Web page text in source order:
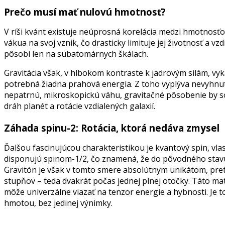
Prečo musí mať nulovú hmotnosť?
V ríši kvánt existuje neúprosná korelácia medzi
vákua na svoj vznik, čo drasticky limituje jej životnosť a
pôsobí len na subatomárnych škálach.
Gravitácia však, v hlbokom kontraste k jadrovým silám,
potrebná žiadna prahová energia. Z toho vyplýva
nepatrnú, mikroskopickú váhu, gravitačné pôsobenie by
dráh planét a rotácie vzdialených galaxií.
Záhada spinu-2: Rotácia, ktorá nedáva zmysel
Ďalšou fascinujúcou charakteristikou je kvantový spin,
disponujú spinom-1/2, čo znamená, že do pôvodného
Gravitón je však v tomto smere absolútnym unikátom,
stupňov – teda dvakrát počas jednej plnej otočky. Táto
môže univerzálne viazať na tenzor energie a hybnosti. Je
hmotou, bez jedinej výnimky.